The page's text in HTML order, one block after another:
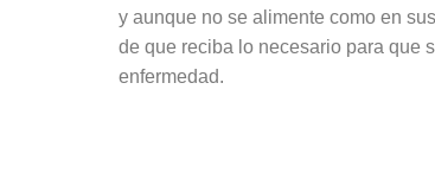
y aunque no se alimente como en
de que reciba lo necesario para que
enfermedad.